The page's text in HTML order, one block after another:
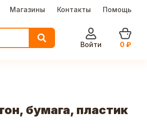
Магазины Контакты Помощь
Войти
0 ₽
бумага, пластик